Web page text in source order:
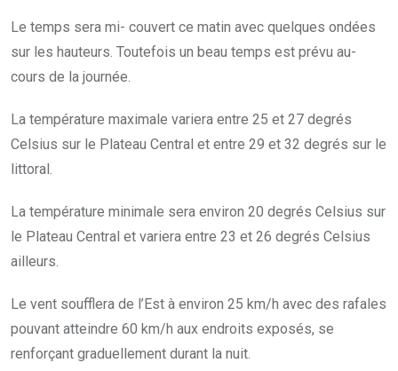
Le temps sera mi- couvert ce matin avec quelques ondées
sur les hauteurs. Toutefois un beau temps est prévu au-
cours de la journée.
La température maximale variera entre 25 et 27 degrés
Celsius sur le Plateau Central et entre 29 et 32 degrés sur le
littoral.
La température minimale sera environ 20 degrés Celsius sur
le Plateau Central et variera entre 23 et 26 degrés Celsius
ailleurs.
Le vent soufflera de l’Est à environ 25 km/h avec des rafales
pouvant atteindre 60 km/h aux endroits exposés, se
renforçant graduellement durant la nuit.